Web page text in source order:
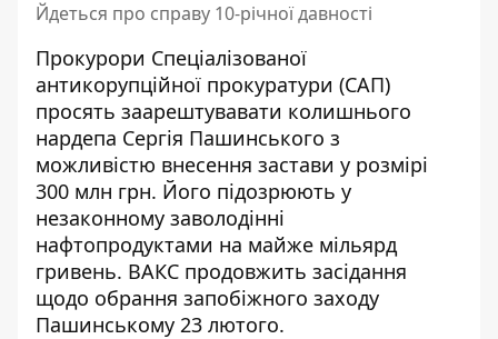
Йдеться про справу 10-річної давності
Прокурори Спеціалізованої
антикорупційної прокуратури (САП)
просять заарештувавати колишнього
нардепа Сергія Пашинського з
можливістю внесення застави у розмірі
300 млн грн. Його підозрюють у
незаконному заволодінні
нафтопродуктами на майже мільярд
гривень. ВАКС продовжить засідання
щодо обрання запобіжного заходу
Пашинському 23 лютого.